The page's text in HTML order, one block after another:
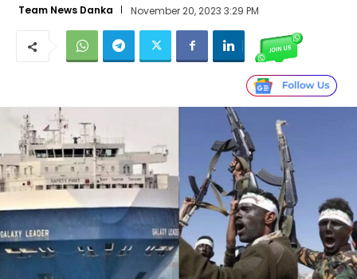
Team News Danka November 20, 2023 3:29 PM